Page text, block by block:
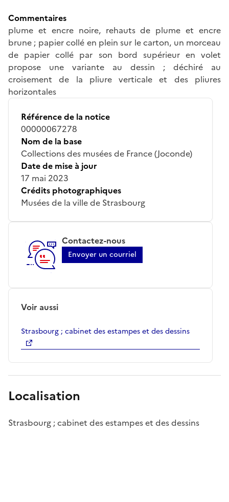
Commentaires
plume et encre noire, rehauts de plume et encre
brune ; papier collé en plein sur le carton, un morceau
de papier collé par son bord supérieur en volet
propose une variante au dessin ; déchiré au
croisement de la pliure verticale et des pliures
horizontales
Référence de la notice
00000067278
Nom de la base
Collections des musées de France (Joconde)
Date de mise à jour
17 mai 2023
Crédits photographiques
Musées de la ville de Strasbourg
Contactez-nous
Envoyer un courriel
Voir aussi
Strasbourg ; cabinet des estampes et des dessins
Localisation
Strasbourg ; cabinet des estampes et des dessins